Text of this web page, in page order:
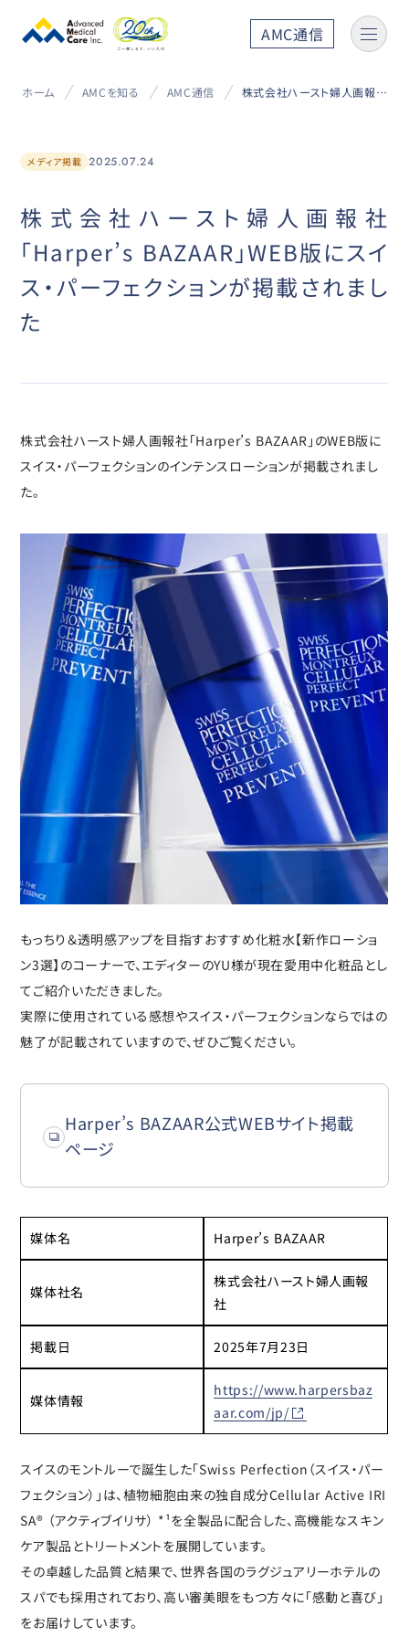
AMC通信
ホーム AMCを知る AMC通信 株式会社ハースト婦人画報社「Harper’s BAZAAR」WEB版にスイス・パーフェクションが掲載されました
メディア掲載 2025.07.24
株式会社ハースト婦人画報社
「Harper’s BAZAAR」WEB版にスイ
ス・パーフェクションが掲載されまし
た
株式会社ハースト婦人画報社「Harper’s BAZAAR」のWEB版に
スイス・パーフェクションのインテンスローションが掲載されまし
た。
もっちり＆透明感アップを目指すおすすめ化粧水【新作ローショ
ン3選】のコーナーで、エディターのYU様が現在愛用中化粧品とし
てご紹介いただきました。
実際に使用されている感想やスイス・パーフェクションならではの
魅了が記載されていますので、ぜひご覧ください。
Harper’s BAZAAR公式WEBサイト掲載
ページ
媒体名 Harper’s BAZAAR
媒体社名
株式会社ハースト婦人画報
社
掲載日 2025年7月23日
媒体情報
https://www.harpersbaz
aar.com/jp/
スイスのモントルーで誕生した「Swiss Perfection（スイス・パー
フェクション）」は、植物細胞由来の独自成分Cellular Active IRI
SA® （アクティブイリサ） *¹を全製品に配合した、高機能なスキン
ケア製品とトリートメントを展開しています。
その卓越した品質と結果で、世界各国のラグジュアリーホテルの
スパでも採用されており、高い審美眼をもつ方々に「感動と喜び」
をお届けしています。